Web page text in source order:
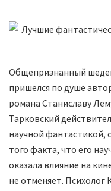
Общепризнанный
пришелся по душе
романа Станиславу
Тарковский
научной фантастикой,
того факта, что его
оказала влияние на
не отменяет.